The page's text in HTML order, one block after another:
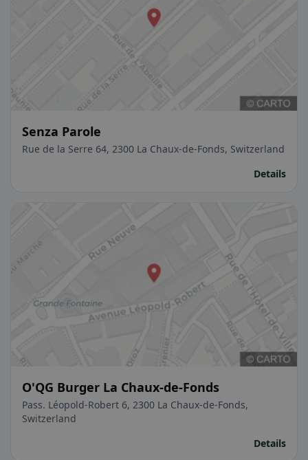
Senza Parole
Rue de la Serre 64, 2300 La Chaux-de-Fonds, Switzerland
Details
O'QG Burger La Chaux-de-Fonds
Pass. Léopold-Robert 6, 2300 La Chaux-de-Fonds,
Switzerland
Details